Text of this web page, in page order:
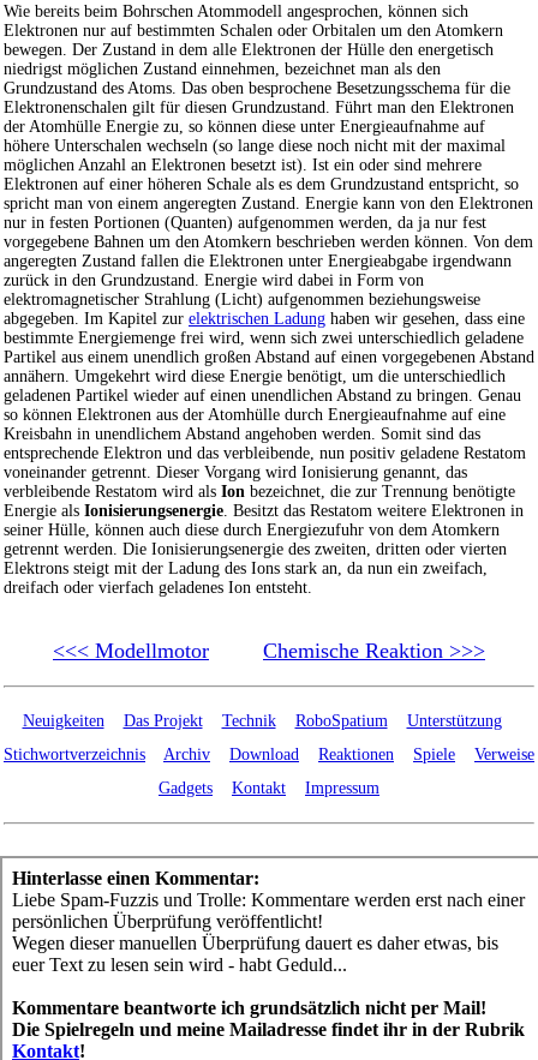
Wie bereits beim Bohrschen Atommodell angesprochen, können sich
Elektronen nur auf bestimmten Schalen oder Orbitalen um den Atomkern
bewegen. Der Zustand in dem alle Elektronen der Hülle den energetisch
niedrigst möglichen Zustand einnehmen, bezeichnet man als den
Grundzustand des Atoms. Das oben besprochene Besetzungsschema für die
Elektronenschalen gilt für diesen Grundzustand. Führt man den Elektronen
der Atomhülle Energie zu, so können diese unter Energieaufnahme auf
höhere Unterschalen wechseln (so lange diese noch nicht mit der maximal
möglichen Anzahl an Elektronen besetzt ist). Ist ein oder sind mehrere
Elektronen auf einer höheren Schale als es dem Grundzustand entspricht, so
spricht man von einem angeregten Zustand. Energie kann von den Elektronen
nur in festen Portionen (Quanten) aufgenommen werden, da ja nur fest
vorgegebene Bahnen um den Atomkern beschrieben werden können. Von dem
angeregten Zustand fallen die Elektronen unter Energieabgabe irgendwann
zurück in den Grundzustand. Energie wird dabei in Form von
elektromagnetischer Strahlung (Licht) aufgenommen beziehungsweise
abgegeben. Im Kapitel zur elektrischen Ladung haben wir gesehen, dass eine
bestimmte Energiemenge frei wird, wenn sich zwei unterschiedlich geladene
Partikel aus einem unendlich großen Abstand auf einen vorgegebenen Abstand
annähern. Umgekehrt wird diese Energie benötigt, um die unterschiedlich
geladenen Partikel wieder auf einen unendlichen Abstand zu bringen. Genau
so können Elektronen aus der Atomhülle durch Energieaufnahme auf eine
Kreisbahn in unendlichem Abstand angehoben werden. Somit sind das
entsprechende Elektron und das verbleibende, nun positiv geladene Restatom
voneinander getrennt. Dieser Vorgang wird Ionisierung genannt, das
verbleibende Restatom wird als Ion bezeichnet, die zur Trennung benötigte
Energie als Ionisierungsenergie . Besitzt das Restatom weitere Elektronen in
seiner Hülle, können auch diese durch Energiezufuhr von dem Atomkern
getrennt werden. Die Ionisierungsenergie des zweiten, dritten oder vierten
Elektrons steigt mit der Ladung des Ions stark an, da nun ein zweifach,
dreifach oder vierfach geladenes Ion entsteht.
<<< Modellmotor Chemische Reaktion >>>
Neuigkeiten Das Projekt Technik RoboSpatium
Unterstützung
Stichwortverzeichnis
Archiv Download Reaktionen Spiele
Verweise
Gadgets
Kontakt Impressum